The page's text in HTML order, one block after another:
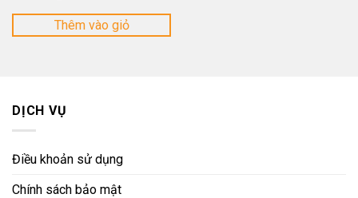
139.000 ₫.
hiện
là:
Thêm vào giỏ
DỊCH VỤ
Điều khoản sử dụng
Chính sách bảo mật